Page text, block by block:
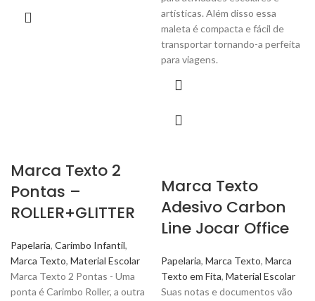
artísticas. Além disso essa
maleta é compacta e fácil de
transportar tornando-a perfeita
para viagens.
Marca Texto 2
Pontas –
ROLLER+GLITTER
Papelaria, Carimbo Infantil,
Marca Texto, Material Escolar
Marca Texto 2 Pontas - Uma
ponta é Carimbo Roller, a outra
Marca Texto
Adesivo Carbon
Line Jocar Office
Papelaria, Marca Texto, Marca
Texto em Fita, Material Escolar
Suas notas e documentos vão